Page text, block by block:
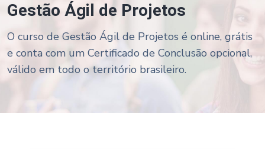
Gestão Ágil de Projetos
O curso de Gestão Ágil de Projetos é online, grátis
e conta com um Certificado de Conclusão opcional,
válido em todo o território brasileiro.